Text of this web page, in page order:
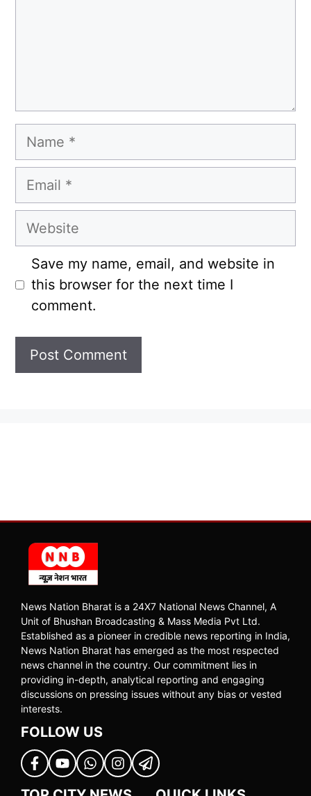
Name
Email
Website
Save my name, email, and website in
this browser for the next time I
comment.
News Nation Bharat is a 24X7 National News Channel, A
Unit of Bhushan Broadcasting & Mass Media Pvt Ltd.
Established as a pioneer in credible news reporting in India,
News Nation Bharat has emerged as the most respected
news channel in the country. Our commitment lies in
providing in-depth, analytical reporting and engaging
discussions on pressing issues without any bias or vested
interests.
FOLLOW US